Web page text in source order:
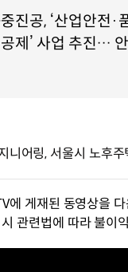
진공, ‘산업안전·
제’ 사업 추진…
니어링, 서울시 노후
에 게재된 동영상을
관련법에 따라 불이